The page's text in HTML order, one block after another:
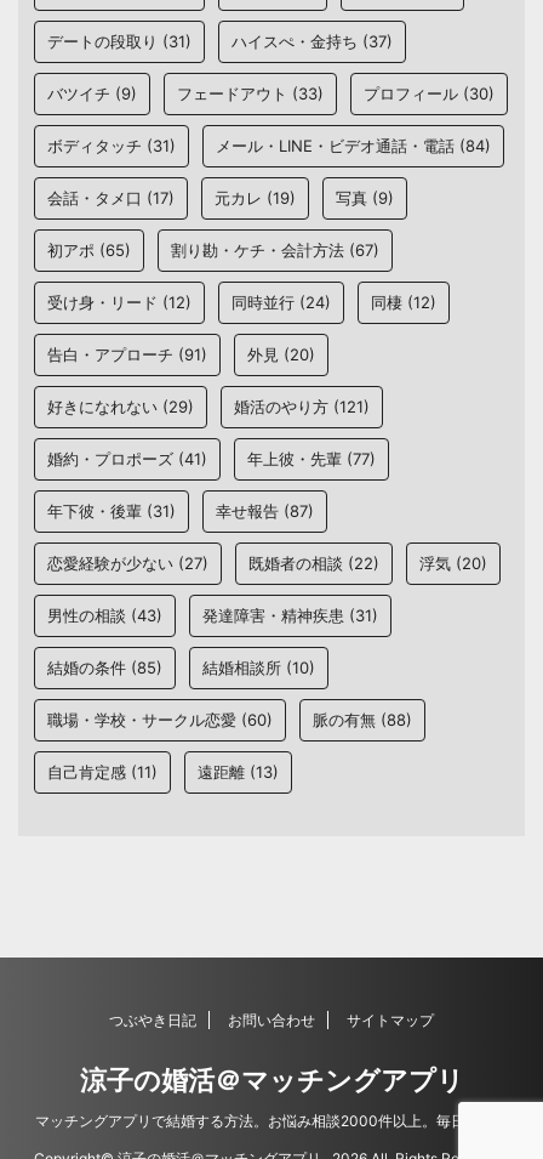
デートの段取り (31) ハイスぺ・金持ち (37)
バツイチ (9) フェードアウト (33) プロフィール (30)
ボディタッチ (31) メール・LINE・ビデオ通話・電話 (84)
会話・タメ口 (17) 元カレ (19) 写真 (9)
初アポ (65) 割り勘・ケチ・会計方法 (67)
受け身・リード (12) 同時並行 (24) 同棲 (12)
告白・アプローチ (91) 外見 (20)
好きになれない (29) 婚活のやり方 (121)
婚約・プロポーズ (41) 年上彼・先輩 (77)
年下彼・後輩 (31) 幸せ報告 (87)
恋愛経験が少ない (27) 既婚者の相談 (22) 浮気 (20)
男性の相談 (43) 発達障害・精神疾患 (31)
結婚の条件 (85) 結婚相談所 (10)
職場・学校・サークル恋愛 (60) 脈の有無 (88)
自己肯定感 (11) 遠距離 (13)
つぶやき日記 お問い合わせ サイトマップ
涼子の婚活＠マッチングアプリ
マッチングアプリで結婚する方法。お悩み相談2000件以上。毎日更新。